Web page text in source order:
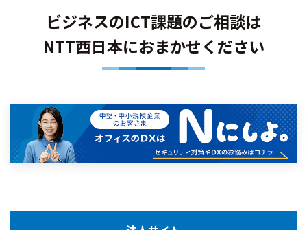
ビジネスのICT課題のご相談は
NTT西日本におまかせください